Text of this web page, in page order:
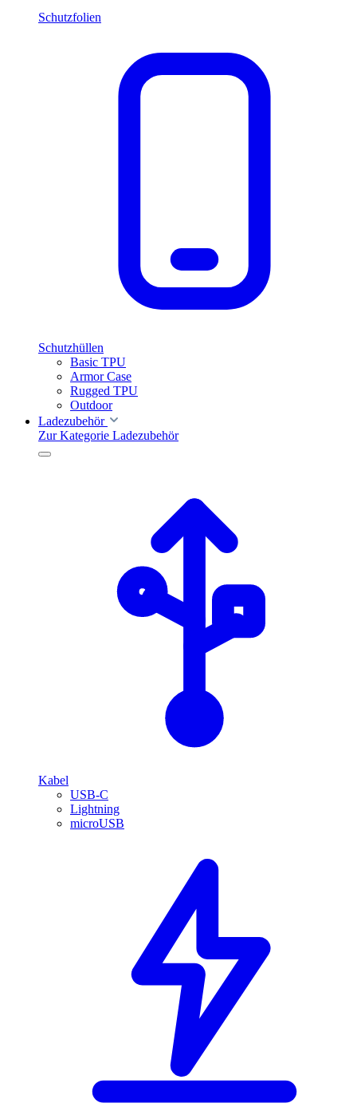
Schutzfolien
Schutzhüllen
Basic TPU
Armor Case
Rugged TPU
Outdoor
Ladezubehör
Zur Kategorie Ladezubehör
Kabel
USB-C
Lightning
microUSB